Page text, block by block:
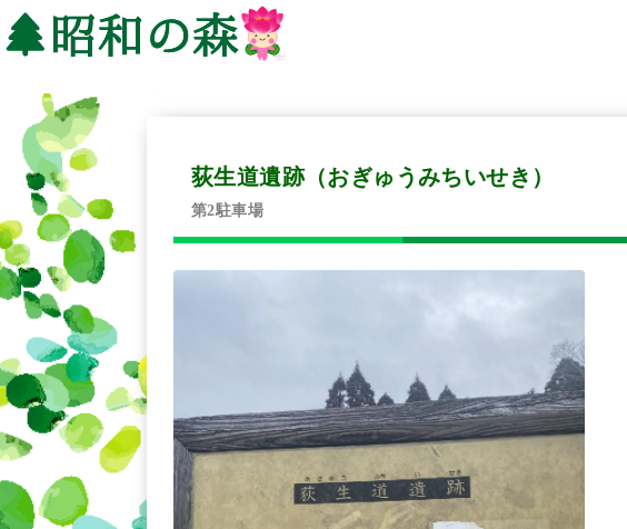
荻生道遺跡（おぎゅうみちいせき）
第2駐車場